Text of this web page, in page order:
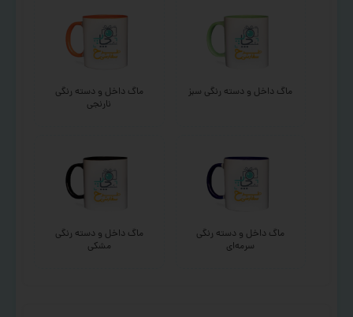
ماگ داخل و دسته رنگی سبز
ماگ داخل و دسته رنگی
نارنجی
ماگ داخل و دسته رنگی
سرمه‌ای
ماگ داخل و دسته رنگی
مشکی